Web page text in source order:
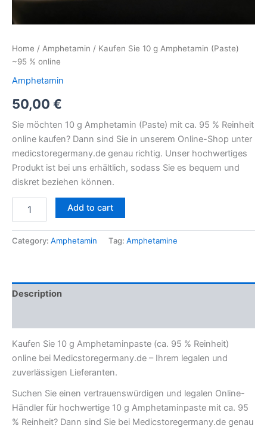
Home / Amphetamin / Kaufen Sie 10 g Amphetamin (Paste)
~95 % online
Amphetamin
50,00 €
Sie möchten 10 g Amphetamin (Paste) mit ca. 95 % Reinheit
online kaufen? Dann sind Sie in unserem Online-Shop unter
medicstoregermany.de genau richtig. Unser hochwertiges
Produkt ist bei uns erhältlich, sodass Sie es bequem und
diskret beziehen können.
Add to cart
Category: Amphetamin Tag: Amphetamine
Description
Kaufen Sie 10 g Amphetaminpaste (ca. 95 % Reinheit)
online bei Medicstoregermany.de – Ihrem legalen und
zuverlässigen Lieferanten.
Suchen Sie einen vertrauenswürdigen und legalen Online-
Händler für hochwertige 10 g Amphetaminpaste mit ca. 95
% Reinheit? Dann sind Sie bei Medicstoregermany.de genau